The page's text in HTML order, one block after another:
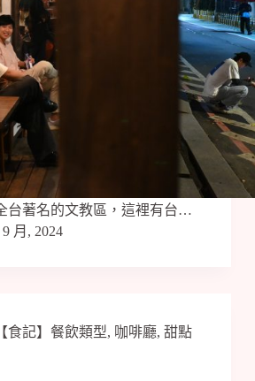
台著名的文教區，這裡有台…
9 月, 2024
【食記】餐飲類型, 咖啡廳, 甜點